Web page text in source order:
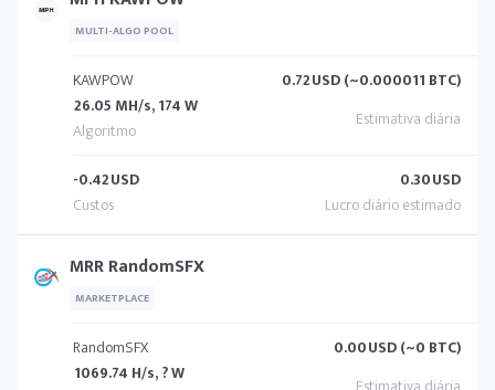
MULTI-ALGO POOL
KAWPOW
26.05 MH/s, 174 W
0.72USD (~0.000011 BTC)
-0.42USD 0.30USD
MRR RandomSFX
MARKETPLACE
RandomSFX
1069.74 H/s, ? W
0.00USD (~0 BTC)